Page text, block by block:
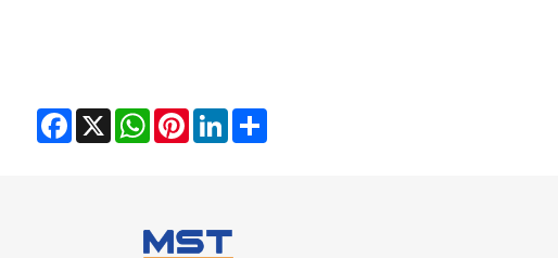
Facebook
X WhatsAppPinterestLinkedIn